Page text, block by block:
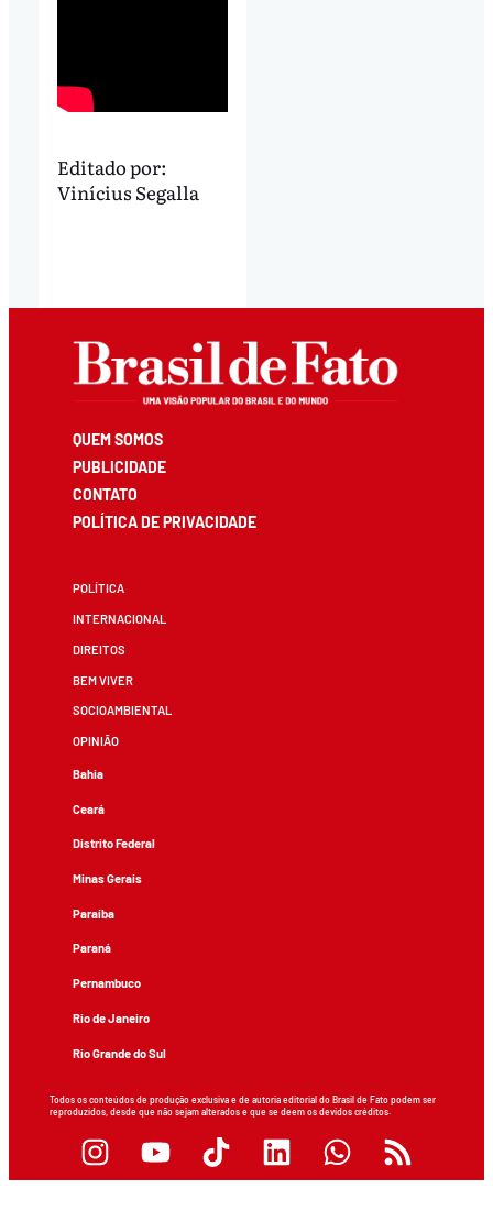
Editado por:
Vinícius Segalla
QUEM SOMOS
PUBLICIDADE
CONTATO
POLÍTICA DE PRIVACIDADE
POLÍTICA
INTERNACIONAL
DIREITOS
BEM VIVER
SOCIOAMBIENTAL
OPINIÃO
Bahia
Ceará
Distrito Federal
Minas Gerais
Paraíba
Paraná
Pernambuco
Rio de Janeiro
Rio Grande do Sul
Todos os conteúdos de produção exclusiva e de autoria editorial do Brasil de Fato podem ser
reproduzidos, desde que não sejam alterados e que se deem os devidos créditos.